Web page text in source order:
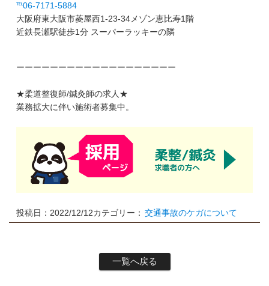
℡06-7171-5884
大阪府東大阪市菱屋西1-23-34メゾン恵比寿1階
近鉄長瀬駅徒歩1分 スーパーラッキーの隣
ーーーーーーーーーーーーーーーーーーー
★柔道整復師/鍼灸師の求人★
業務拡大に伴い施術者募集中。
投稿日：2022/12/12カテゴリー： 交通事故のケガについて
一覧へ戻る